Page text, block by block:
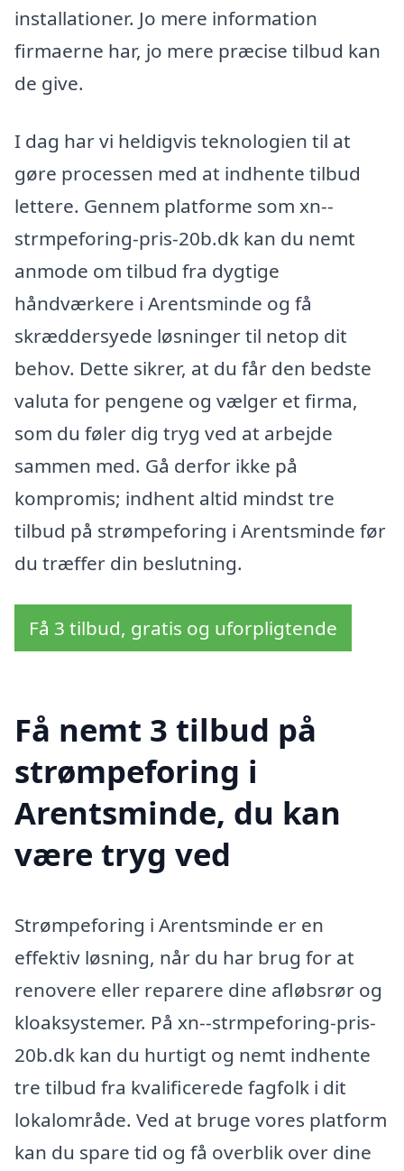
installationer. Jo mere information
firmaerne har, jo mere præcise tilbud kan
de give.
I dag har vi heldigvis teknologien til at
gøre processen med at indhente tilbud
lettere. Gennem platforme som xn--
strmpeforing-pris-20b.dk kan du nemt
anmode om tilbud fra dygtige
håndværkere i Arentsminde og få
skræddersyede løsninger til netop dit
behov. Dette sikrer, at du får den bedste
valuta for pengene og vælger et firma,
som du føler dig tryg ved at arbejde
sammen med. Gå derfor ikke på
kompromis; indhent altid mindst tre
tilbud på strømpeforing i Arentsminde før
du træffer din beslutning.
Få 3 tilbud, gratis og uforpligtende
Få nemt 3 tilbud på
strømpeforing i
Arentsminde, du kan
være tryg ved
Strømpeforing i Arentsminde er en
effektiv løsning, når du har brug for at
renovere eller reparere dine afløbsrør og
kloaksystemer. På xn--strmpeforing-pris-
20b.dk kan du hurtigt og nemt indhente
tre tilbud fra kvalificerede fagfolk i dit
lokalområde. Ved at bruge vores platform
kan du spare tid og få overblik over dine